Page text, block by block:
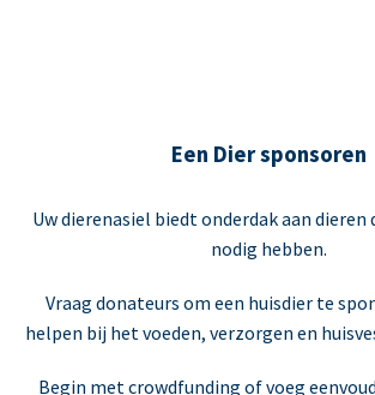
Een Dier sponsoren
Uw dierenasiel biedt onderdak aan dieren
nodig hebben.
Vraag donateurs om een huisdier te
helpen bij het voeden, verzorgen en
Begin met crowdfunding of voeg